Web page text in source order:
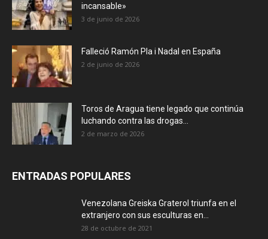
incansable»
3 de junio de 2026
Falleció Ramón Pla i Nadal en España
2 de junio de 2026
Toros de Aragua tiene legado que continúa
luchando contra las drogas...
2 de marzo de 2026
ENTRADAS POPULARES
Venezolana Greiska Graterol triunfa en el
extranjero con sus esculturas en...
28 de octubre de 2021